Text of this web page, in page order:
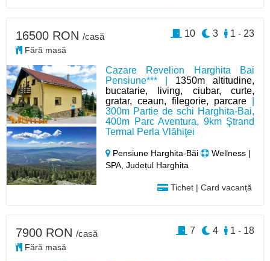
Cazare Revelion Harghita Bai
Pensiune*** | 1350m altitudine,
bucatarie, living, ciubar, curte,
gratar, ceaun, filegorie, parcare
300m Partie de schi Harghita-Bai,
400m Parc Aventura, 9km Ştrand
Termal Perla Vlăhiţei
Pensiune Harghita-Băi
Wellness |
SPA, Județul Harghita
Tichet | Card vacanță
16500 RON /casă
Fără masă
1 - 23
3
10
7900 RON /casă
Fără masă
1 - 18
4
7